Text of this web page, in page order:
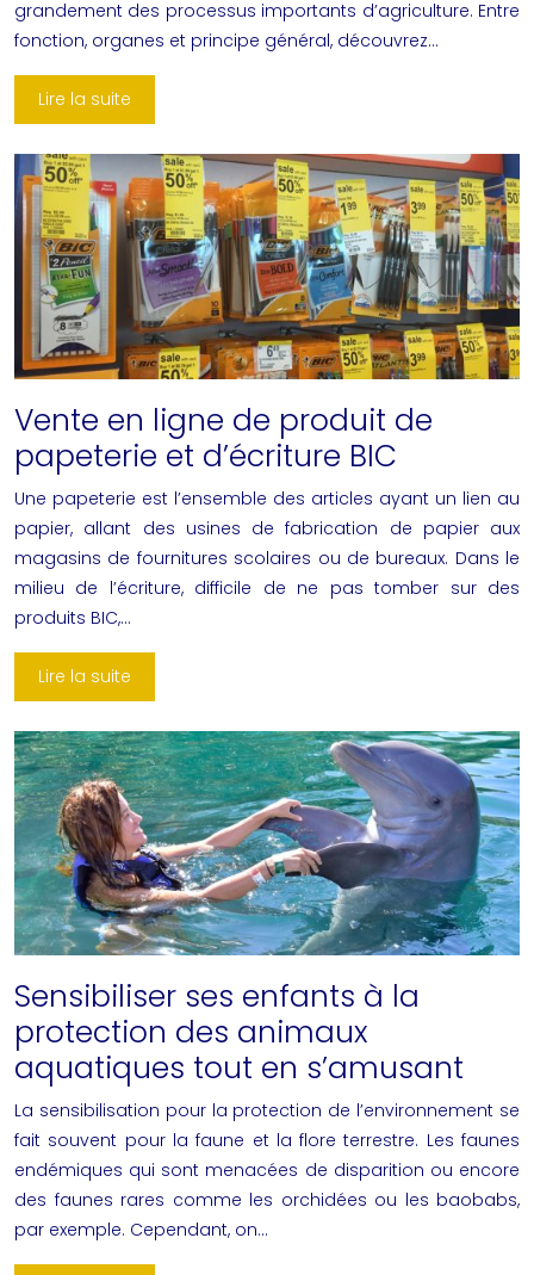
grandement des processus importants d’agriculture. Entre
fonction, organes et principe général, découvrez…
Lire la suite
Vente en ligne de produit de
papeterie et d’écriture BIC
Une papeterie est l’ensemble des articles ayant un lien au
papier, allant des usines de fabrication de papier aux
magasins de fournitures scolaires ou de bureaux. Dans le
milieu de l’écriture, difficile de ne pas tomber sur des
produits BIC,…
Lire la suite
Sensibiliser ses enfants à la
protection des animaux
aquatiques tout en s’amusant
La sensibilisation pour la protection de l’environnement se
fait souvent pour la faune et la flore terrestre. Les faunes
endémiques qui sont menacées de disparition ou encore
des faunes rares comme les orchidées ou les baobabs,
par exemple. Cependant, on…